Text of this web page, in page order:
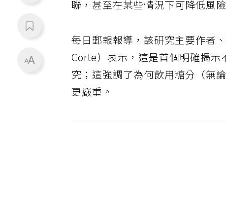
聯，甚至在某些情況下可降低風險
每日郵報報導，該研究主要作者
Corte）表示，這是首個明確揭
究；這強調了為何飲用糖分（無
更嚴重。